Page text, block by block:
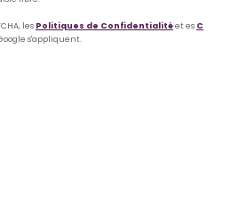
les Politiques de Confidentialitéet es C
s'appliquent.